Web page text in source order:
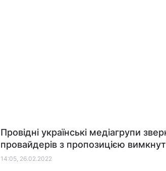
Провідні українські медіагрупи
провайдерів з пропозицією
14:05, 26.02.2022